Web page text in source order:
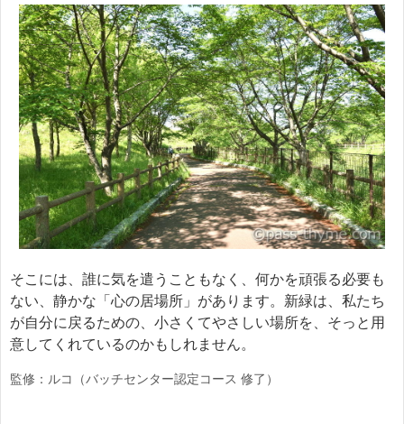
そこには、誰に気を遣うこともなく、何かを頑張る必要も
ない、静かな「心の居場所」があります。新緑は、私たち
が自分に戻るための、小さくてやさしい場所を、そっと用
意してくれているのかもしれません。
監修：ルコ（バッチセンター認定コース 修了）